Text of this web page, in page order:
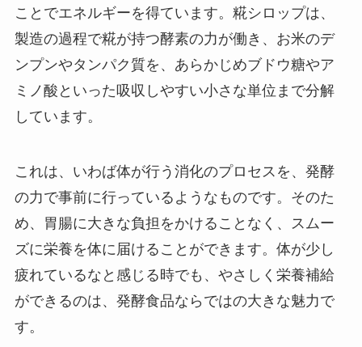
ことでエネルギーを得ています。糀シロップは、
製造の過程で糀が持つ酵素の力が働き、お米のデ
ンプンやタンパク質を、あらかじめブドウ糖やア
ミノ酸といった吸収しやすい小さな単位まで分解
しています。
これは、いわば体が行う消化のプロセスを、発酵
の力で事前に行っているようなものです。そのた
め、胃腸に大きな負担をかけることなく、スムー
ズに栄養を体に届けることができます。体が少し
疲れているなと感じる時でも、やさしく栄養補給
ができるのは、発酵食品ならではの大きな魅力で
す。